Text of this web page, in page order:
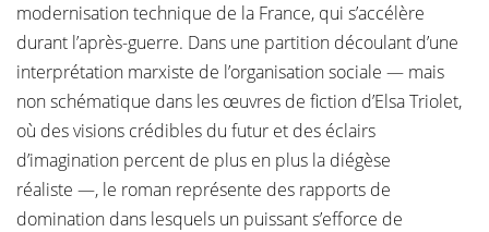
modernisation technique de la France, qui s’accélère
durant l’après-guerre. Dans une partition découlant d’une
interprétation marxiste de l’organisation sociale — mais
non schématique dans les œuvres de fiction d’Elsa Triolet,
où des visions crédibles du futur et des éclairs
d’imagination percent de plus en plus la diégèse
réaliste —, le roman représente des rapports de
domination dans lesquels un puissant s’efforce de